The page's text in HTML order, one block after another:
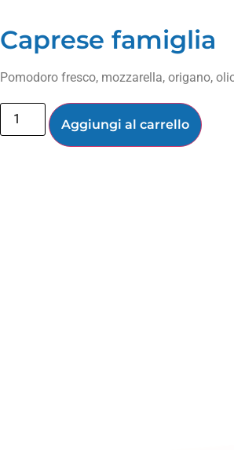
Caprese famiglia
Pomodoro fresco, mozzarella, origano,
Aggiungi al carrello